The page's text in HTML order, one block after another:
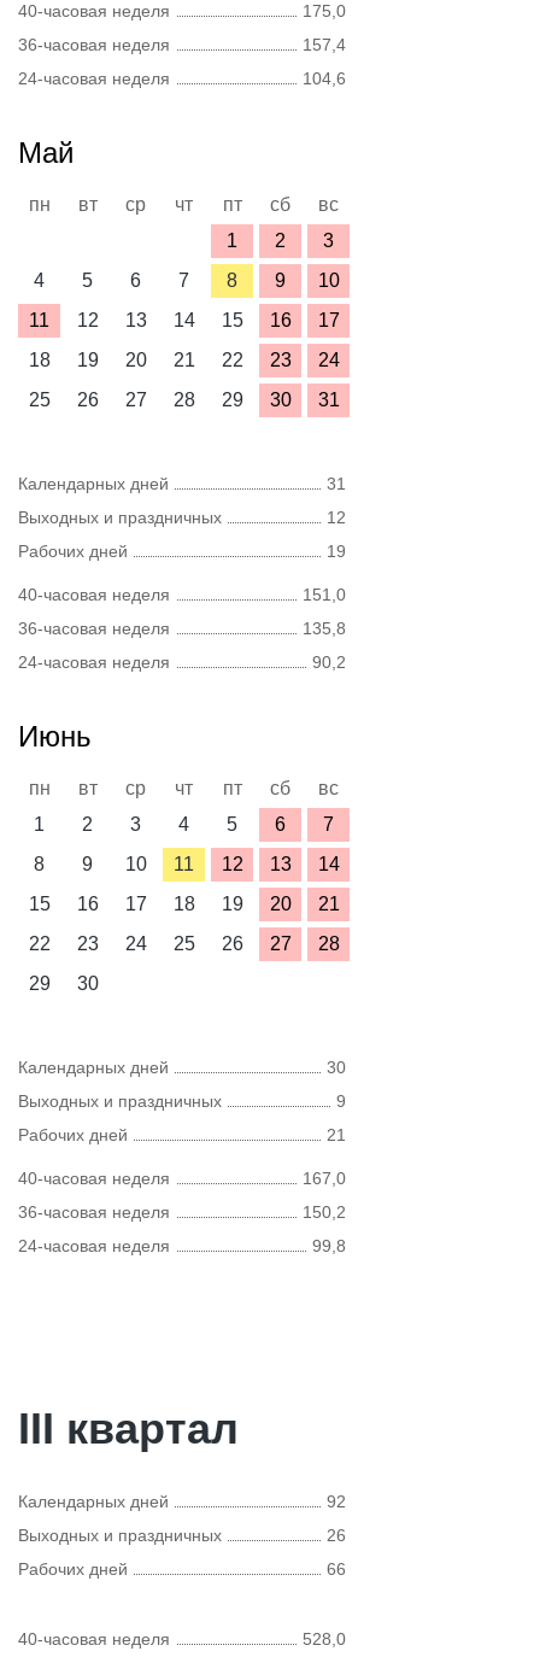
40-часовая неделя
175,0
36-часовая неделя
157,4
24-часовая неделя
104,6
Май
пн вт ср чт пт сб
вс
1
2
3
4
5 6 7 8 9
10
11
12 13 14 15 16
17
18
19 20 21 22 23
24
25
26 27 28 29 30 31
Календарных дней
31
Выходных и праздничных
12
Рабочих дней
19
40-часовая неделя
151,0
36-часовая неделя
135,8
24-часовая неделя
90,2
Июнь
пн вт ср чт пт сб
вс
1
2 3 4 5 6
7
8
9 10 11 12 13
14
15
16 17 18 19 20
21
22
23 24 25 26 27
28
29
30
Календарных дней
30
Выходных и праздничных
9
Рабочих дней
21
40-часовая неделя
167,0
36-часовая неделя
150,2
24-часовая неделя
99,8
III квартал
Календарных дней
92
Выходных и праздничных
26
Рабочих дней
66
40-часовая неделя 528,0